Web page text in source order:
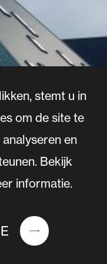
stemt u in
om de site te
en
Bekijk
informatie.